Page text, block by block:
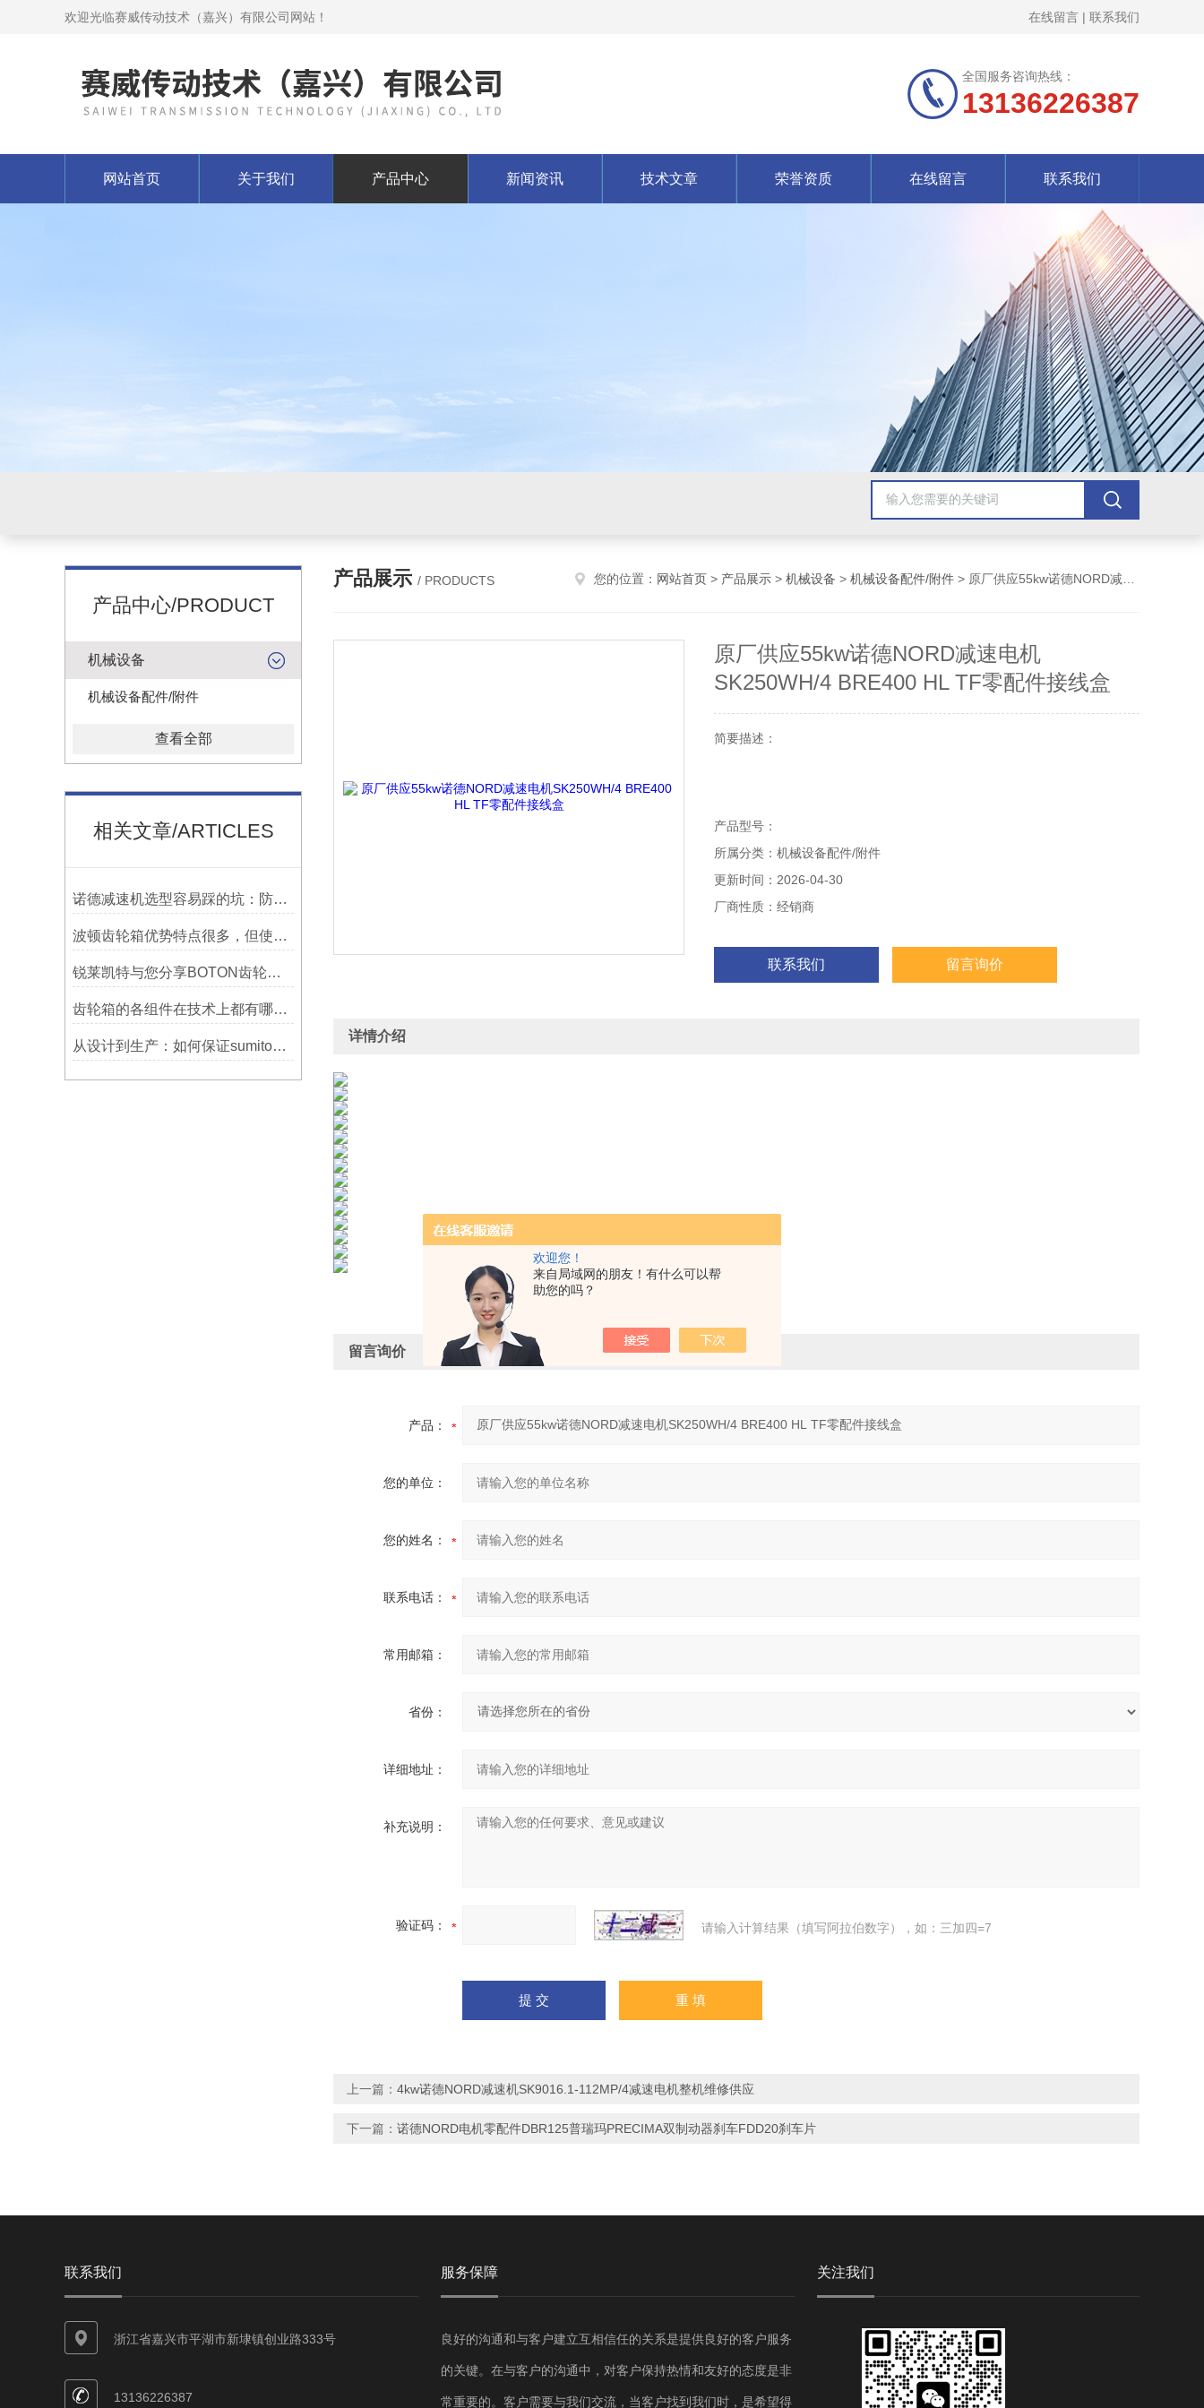
欢迎您！
来自局域网的朋友！有什么可以帮
助您的吗？
欢迎光临赛威传动技术（嘉兴）有限公司网站！ 在线留言 | 联系我们
全国服务咨询热线：
13136226387
网站首页 关于我们 产品中心 新闻资讯 技术文章 荣誉资质 在线留言 联系我们
产品中心/PRODUCT
机械设备
机械设备配件/附件
查看全部
相关文章/ARTICLES
诺德减速机选型容易踩的坑：防水等级选低了，户外用半年就废
波顿齿轮箱优势特点很多，但使用一定要符合条件并及时维护
锐莱凯特与您分享BOTON齿轮箱的制造技术
齿轮箱的各组件在技术上都有哪些要求？
从设计到生产：如何保证sumitomo减速机的质量与可靠性？
产品展示 / PRODUCTS 您的位置： 网站首页 > 产品展示 > 机械设备 > 机械设备配件/附件 > 原厂供应55kw诺德NORD减速电机SK250WH/4 BRE400 HL TF零配件接线盒
原厂供应55kw诺德NORD减速电机
SK250WH/4 BRE400 HL TF零配件接线盒
简要描述：
产品型号：
所属分类：机械设备配件/附件
更新时间：2026-04-30
厂商性质：经销商
联系我们 留言询价
详情介绍
留言询价
产品：
您的单位：
您的姓名：
联系电话：
常用邮箱：
省份：
详细地址：
补充说明：
验证码： 请输入计算结果（填写阿拉伯数字），如：三加四=7
上一篇： 4kw诺德NORD减速机SK9016.1-112MP/4减速电机整机维修供应
下一篇： 诺德NORD电机零配件DBR125普瑞玛PRECIMA双制动器刹车FDD20刹车片
联系我们
浙江省嘉兴市平湖市新埭镇创业路333号
13136226387
服务保障
良好的沟通和与客户建立互相信任的关系是提供良好的客户服务
的关键。在与客户的沟通中，对客户保持热情和友好的态度是非
常重要的。客户需要与我们交流，当客户找到我们时，是希望得
关注我们